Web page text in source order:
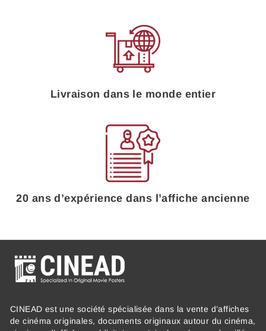
Livraison dans le monde entier
20 ans d’expérience dans l’affiche ancienne
CINEAD est une société spécialisée dans la vente d’affiches
de cinéma originales, documents originaux autour du cinéma,